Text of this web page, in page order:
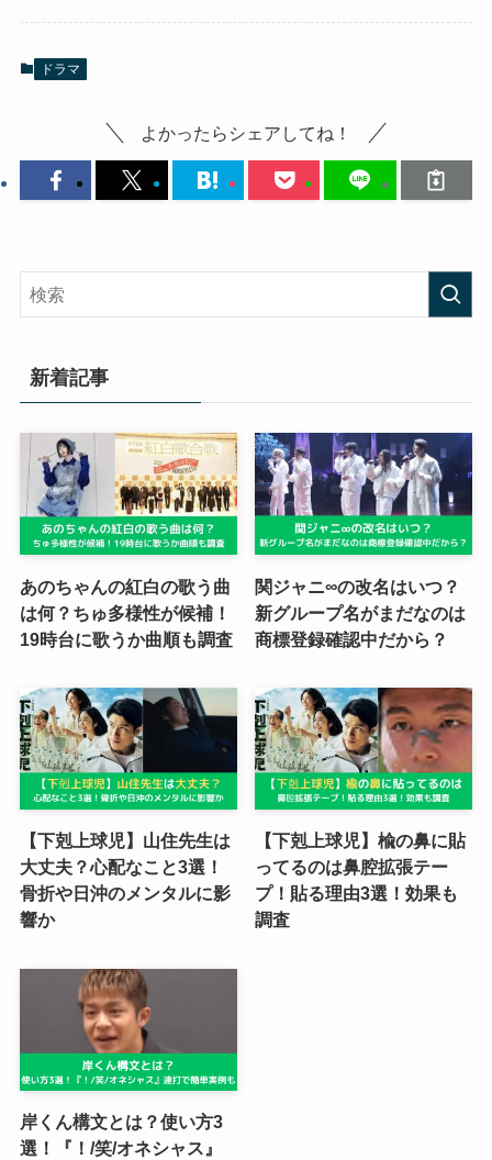
ドラマ
よかったらシェアしてね！
新着記事
あのちゃんの紅白の歌う曲
は何？ちゅ多様性が候補！
19時台に歌うか曲順も調査
関ジャニ∞の改名はいつ？
新グループ名がまだなのは
商標登録確認中だから？
【下剋上球児】山住先生は
大丈夫？心配なこと3選！
骨折や日沖のメンタルに影
響か
【下剋上球児】楡の鼻に貼
ってるのは鼻腔拡張テー
プ！貼る理由3選！効果も
調査
岸くん構文とは？使い方3
選！『！/笑/オネシャス』